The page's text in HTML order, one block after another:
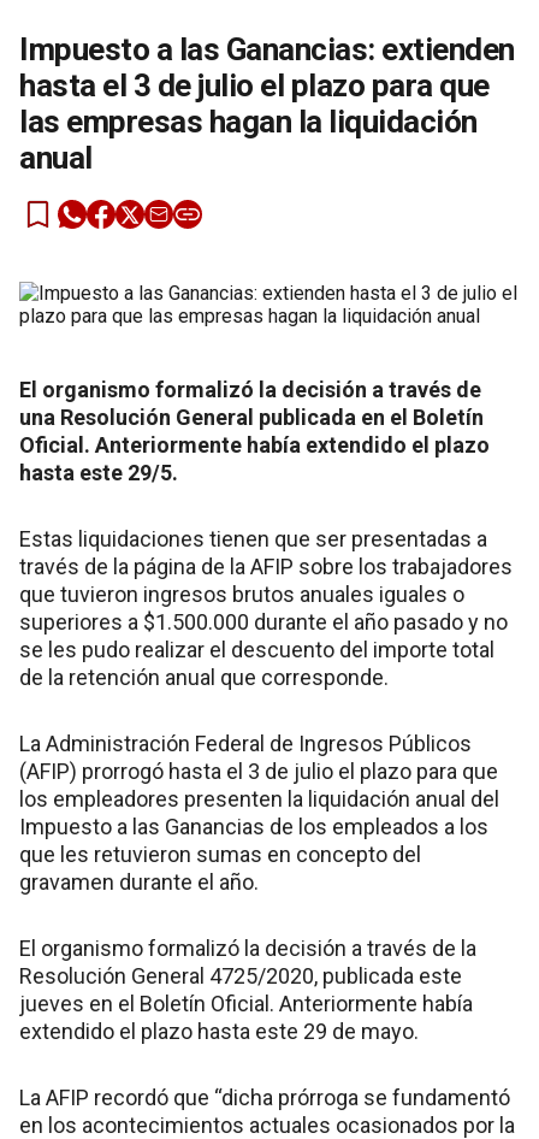
Impuesto a las Ganancias: extienden
hasta el 3 de julio el plazo para que
las empresas hagan la liquidación
anual
El organismo formalizó la decisión a través de
una Resolución General publicada en el Boletín
Oficial. Anteriormente había extendido el plazo
hasta este 29/5.
Estas liquidaciones tienen que ser presentadas a
través de la página de la AFIP sobre los trabajadores
que tuvieron ingresos brutos anuales iguales o
superiores a $1.500.000 durante el año pasado y no
se les pudo realizar el descuento del importe total
de la retención anual que corresponde.
La Administración Federal de Ingresos Públicos
(AFIP) prorrogó hasta el 3 de julio el plazo para que
los empleadores presenten la liquidación anual del
Impuesto a las Ganancias de los empleados a los
que les retuvieron sumas en concepto del
gravamen durante el año.
El organismo formalizó la decisión a través de la
Resolución General 4725/2020, publicada este
jueves en el Boletín Oficial. Anteriormente había
extendido el plazo hasta este 29 de mayo.
La AFIP recordó que “dicha prórroga se fundamentó
en los acontecimientos actuales ocasionados por la